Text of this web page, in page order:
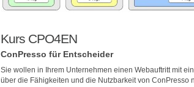
Kurs CPO4EN
ConPresso für Entscheider
Sie wollen in Ihrem Unternehmen einen Webauftritt mit
über die Fähigkeiten und die Nutzbarkeit von ConPresso